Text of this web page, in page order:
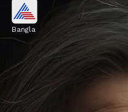
AI অনুসারে,
দেখতে লাগবে। তবে
Image credits: Our own
Bangla